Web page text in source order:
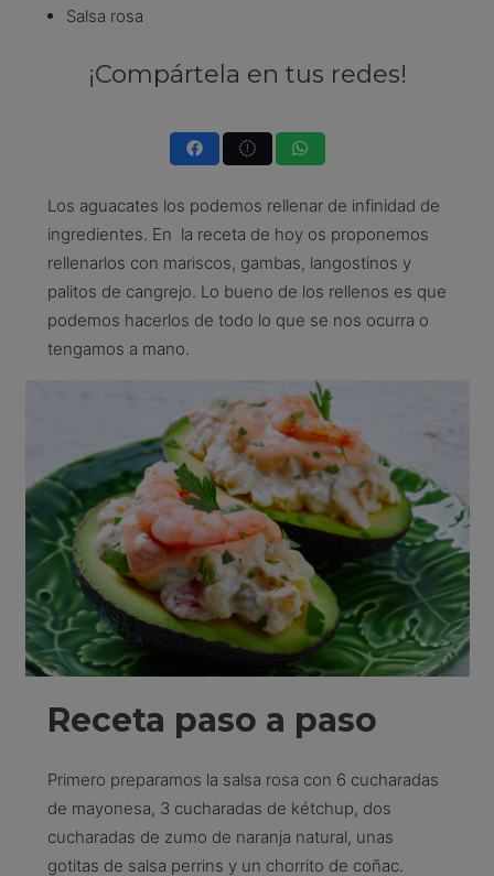
Salsa rosa
¡Compártela en tus redes!
Los aguacates los podemos rellenar de infinidad de
ingredientes. En la receta de hoy os proponemos
rellenarlos con mariscos, gambas, langostinos y
palitos de cangrejo. Lo bueno de los rellenos es que
podemos hacerlos de todo lo que se nos ocurra o
tengamos a mano.
Receta paso a paso
Primero preparamos la salsa rosa con 6 cucharadas
de mayonesa, 3 cucharadas de kétchup, dos
cucharadas de zumo de naranja natural, unas
gotitas de salsa perrins y un chorrito de coñac.